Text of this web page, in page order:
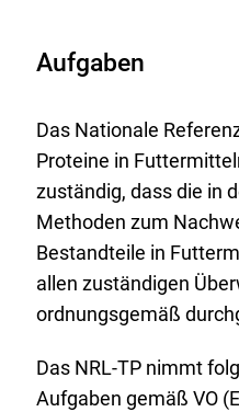
Aufgaben
Das Nationale
Proteine in
zuständig, dass die in
Methoden zum
Bestandteile in
allen zuständigen
ordnungsgemäß
Das NRL-TP nimmt
Aufgaben gemäß VO